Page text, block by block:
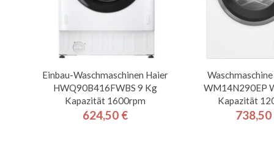
Einbau-Waschmaschinen Haier
HWQ90B416FWBS 9 Kg
Kapazität 1600rpm
Preis
624,50 €
WM14N290EP
Kapazität
738,50